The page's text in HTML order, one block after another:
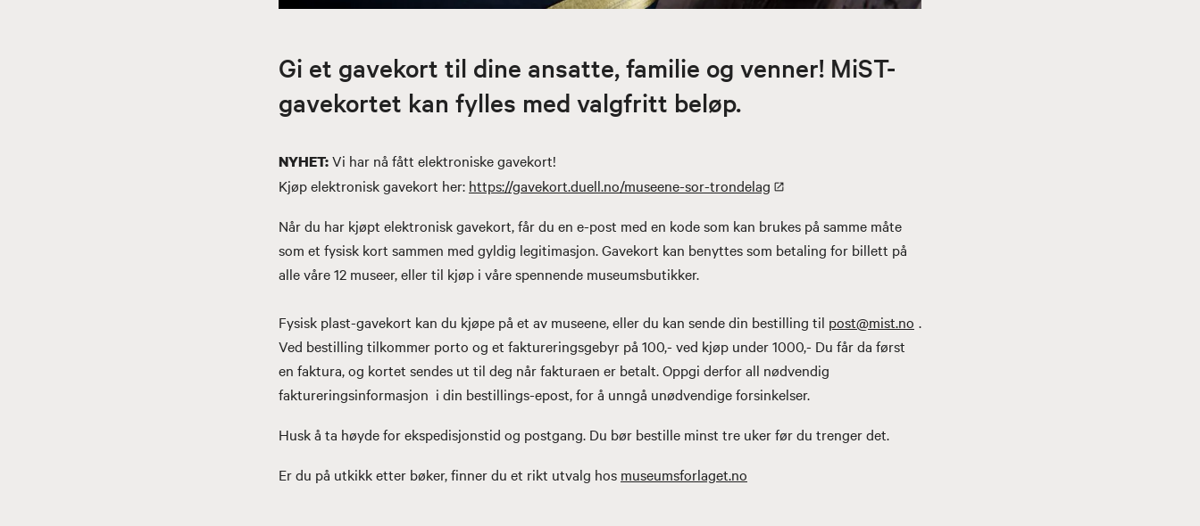
Gi et gavekort til dine ansatte, familie og venner! MiST-
gavekortet kan fylles med valgfritt beløp.
NYHET:Vi har nå fått elektroniske gavekort!
Kjøp elektronisk gavekort her: https://gavekort.duell.no/museene-sor-trondelag
Når du har kjøpt elektronisk gavekort, får du en e-post med en kode som kan brukes på samme måte
som et fysisk kort sammen med gyldig legitimasjon. Gavekort kan benyttes som betaling for billett på
alle våre 12 museer, eller til kjøp i våre spennende museumsbutikker.
Fysisk plast-gavekort kan du kjøpe på et av museene, eller du kan sende din bestilling til post@mist.no .
Ved bestilling tilkommer porto og et faktureringsgebyr på 100,- ved kjøp under 1000,- Du får da først
en faktura, og kortet sendes ut til deg når fakturaen er betalt. Oppgi derfor all nødvendig
faktureringsinformasjon i din bestillings-epost, for å unngå unødvendige forsinkelser.
Husk å ta høyde for ekspedisjonstid og postgang. Du bør bestille minst tre uker før du trenger det.
Er du på utkikk etter bøker, finner du et rikt utvalg hos museumsforlaget.no